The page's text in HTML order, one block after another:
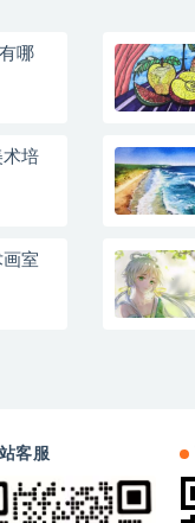
哪
术培
画室
客服